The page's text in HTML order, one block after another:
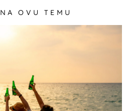
NA OVU TEMU